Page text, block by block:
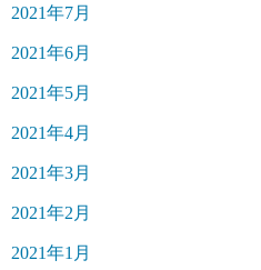
2021年7月
2021年6月
2021年5月
2021年4月
2021年3月
2021年2月
2021年1月